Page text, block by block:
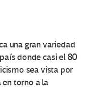
una gran variedad
donde casi el 80
sea vista por
torno a la